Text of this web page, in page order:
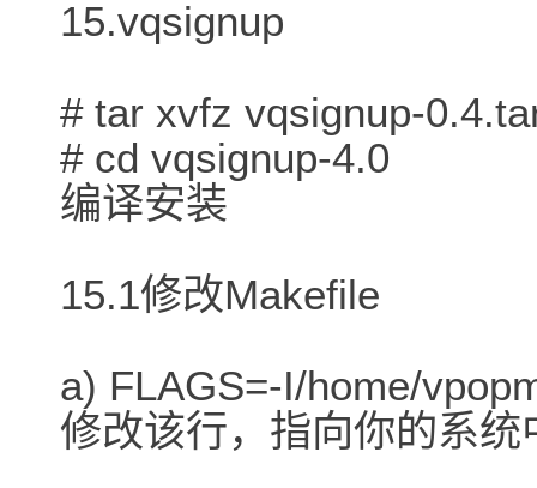
15.vqsignup
# tar xvfz vqsignup-
# cd vqsignup-4.0
编译安装
15.1修改Makefile
a) FLAGS=-I/home/
修改该行，指向你的系